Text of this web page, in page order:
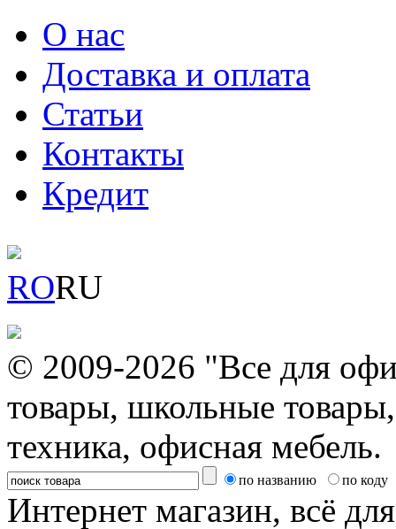
О нас
Доставка и оплата
Статьи
Контакты
Кредит
RORU
© 2009-2026 "Все для
товары, школьные
техника, офисная мебель.
по названию по коду
Интернет магазин, всё